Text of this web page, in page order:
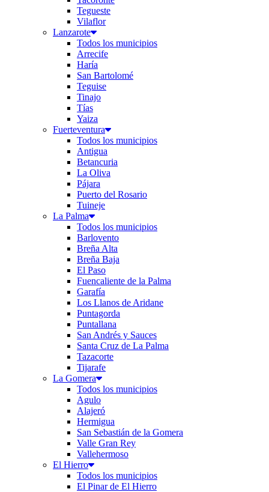
Tegueste
Vilaflor
Lanzarote
Todos los municipios
Arrecife
Haría
San Bartolomé
Teguise
Tinajo
Tías
Yaiza
Fuerteventura
Todos los municipios
Antigua
Betancuria
La Oliva
Pájara
Puerto del Rosario
Tuineje
La Palma
Todos los municipios
Barlovento
Breña Alta
Breña Baja
El Paso
Fuencaliente de la Palma
Garafía
Los Llanos de Aridane
Puntagorda
Puntallana
San Andrés y Sauces
Santa Cruz de La Palma
Tazacorte
Tijarafe
La Gomera
Todos los municipios
Agulo
Alajeró
Hermigua
San Sebastián de la Gomera
Valle Gran Rey
Vallehermoso
El Hierro
Todos los municipios
El Pinar de El Hierro